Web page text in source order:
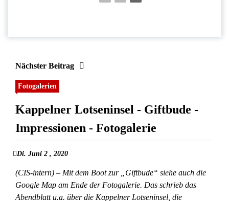
Nächster Beitrag
Fotogalerien
Kappelner Lotseninsel - Giftbude -
Impressionen - Fotogalerie
Di. Juni 2 , 2020
(CIS-intern) – Mit dem Boot zur „Giftbude“ siehe auch die
Google Map am Ende der Fotogalerie. Das schrieb das
Abendblatt u.a. über die Kappelner Lotseninsel, die